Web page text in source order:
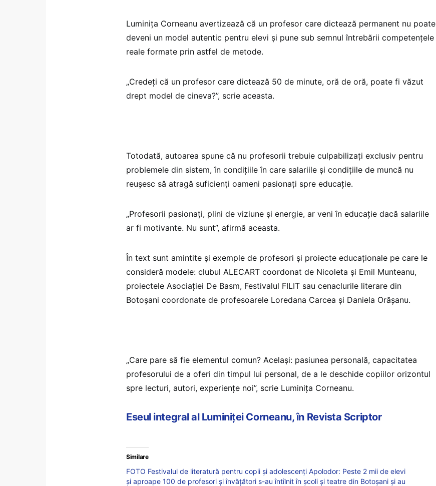
Luminița Corneanu avertizează că un profesor care dictează permanent nu poate
deveni un model autentic pentru elevi și pune sub semnul întrebării competențele
reale formate prin astfel de metode.
„Credeți că un profesor care dictează 50 de minute, oră de oră, poate fi văzut
drept model de cineva?”, scrie aceasta.
Totodată, autoarea spune că nu profesorii trebuie culpabilizați exclusiv pentru
problemele din sistem, în condițiile în care salariile și condițiile de muncă nu
reușesc să atragă suficienți oameni pasionați spre educație.
„Profesorii pasionați, plini de viziune și energie, ar veni în educație dacă salariile
ar fi motivante. Nu sunt”, afirmă aceasta.
În text sunt amintite și exemple de profesori și proiecte educaționale pe care le
consideră modele: clubul ALECART coordonat de Nicoleta și Emil Munteanu,
proiectele Asociației De Basm, Festivalul FILIT sau cenaclurile literare din
Botoșani coordonate de profesoarele Loredana Carcea și Daniela Orășanu.
„Care pare să fie elementul comun? Același: pasiunea personală, capacitatea
profesorului de a oferi din timpul lui personal, de a le deschide copiilor orizontul
spre lecturi, autori, experiențe noi”, scrie Luminița Corneanu.
Eseul integral al Luminiței Corneanu, în Revista Scriptor
Similare
FOTO Festivalul de literatură pentru copii și adolescenți Apolodor: Peste 2 mii de elevi
și aproape 100 de profesori și învățători s-au întîlnit în școli și teatre din Botoșani și au